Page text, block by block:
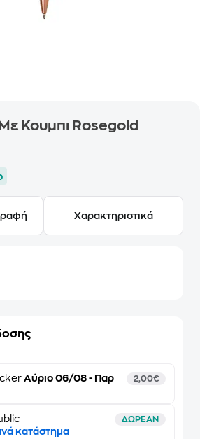
Κουμπι Rosegold
Χαρακτηριστικά
Αύριο 06/08 - Παρ
2,00€
ΔΩΡΕΑΝ
κατάστημα